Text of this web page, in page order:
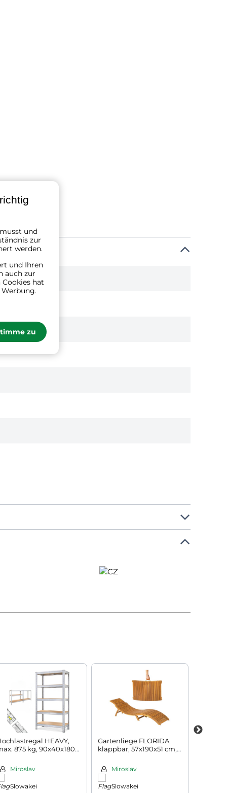
HEAVY,
875 kg, 90x40x180
Miroslav
Slowakei
Gartenliege FLORIDA,
klappbar, 57x190x51 cm,
Miroslav
Slowakei
und
zur
werden.
und Ihren
auch zur
hat
zu